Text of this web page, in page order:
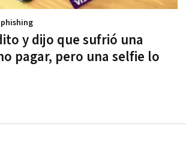
y dijo que sufrió una
pagar, pero una selfie lo